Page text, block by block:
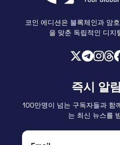
코인 에디션은 블록체인과 암
을 맞춘 독립적인 디지
즉시 알
100만명이 넘는 구독자들과 함
는 최신 뉴스를